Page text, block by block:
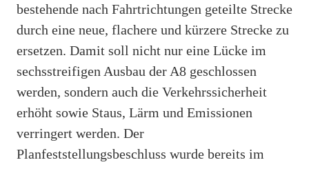
bestehende nach Fahrtrichtungen geteilte Strecke
durch eine neue, flachere und kürzere Strecke zu
ersetzen. Damit soll nicht nur eine Lücke im
sechsstreifigen Ausbau der A8 geschlossen
werden, sondern auch die Verkehrssicherheit
erhöht sowie Staus, Lärm und Emissionen
verringert werden. Der
Planfeststellungsbeschluss wurde bereits im